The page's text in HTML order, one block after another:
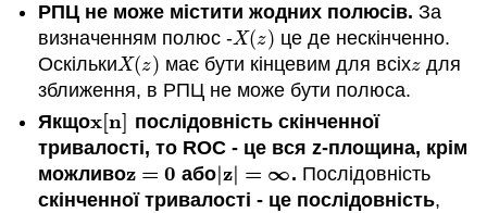
РПЦ не може містити жодних полюсів.За
визначенням полюс -X(z)
X(z)
це де нескінченно.
ОскількиX(z)
X(z) має бути кінцевим для всіхz
z для
зближення, в РПЦ не може бути полюса.
Якщоx[n]
x[ n]
послідовність скінченної
тривалості, то ROC - це вся z-площина, крім
можливоz = 0
z =0 або|z| = ∞
z| =∞ . Послідовність
скінченної тривалості - це послідовність,